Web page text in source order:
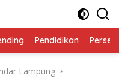
Pendidikan
Lampung